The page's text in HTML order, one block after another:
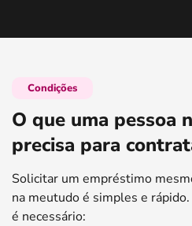
Condições
O que uma pessoa
precisa para
Solicitar um empréstimo
na meutudo é simples e
é necessário: